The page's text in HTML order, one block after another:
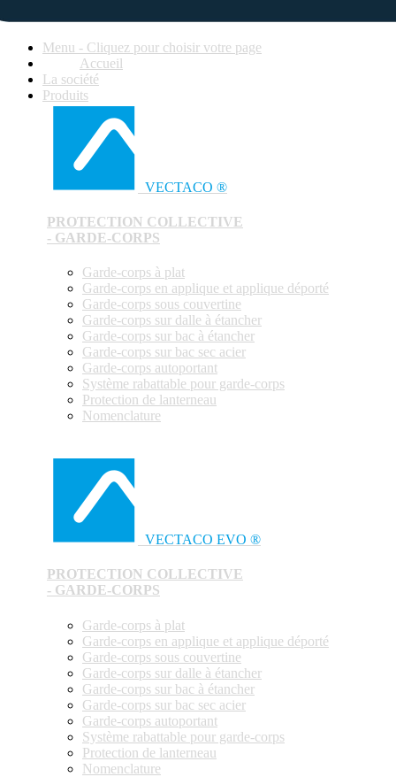
Menu - Cliquez pour choisir votre page
Accueil
La société
Produits
VECTACO ®
PROTECTION COLLECTIVE
- GARDE-CORPS
Garde-corps à plat
Garde-corps en applique et applique déporté
Garde-corps sous couvertine
Garde-corps sur dalle à étancher
Garde-corps sur bac à étancher
Garde-corps sur bac sec acier
Garde-corps autoportant
Système rabattable pour garde-corps
Protection de lanterneau
Nomenclature
VECTACO EVO ®
PROTECTION COLLECTIVE
- GARDE-CORPS
Garde-corps à plat
Garde-corps en applique et applique déporté
Garde-corps sous couvertine
Garde-corps sur dalle à étancher
Garde-corps sur bac à étancher
Garde-corps sur bac sec acier
Garde-corps autoportant
Système rabattable pour garde-corps
Protection de lanterneau
Nomenclature